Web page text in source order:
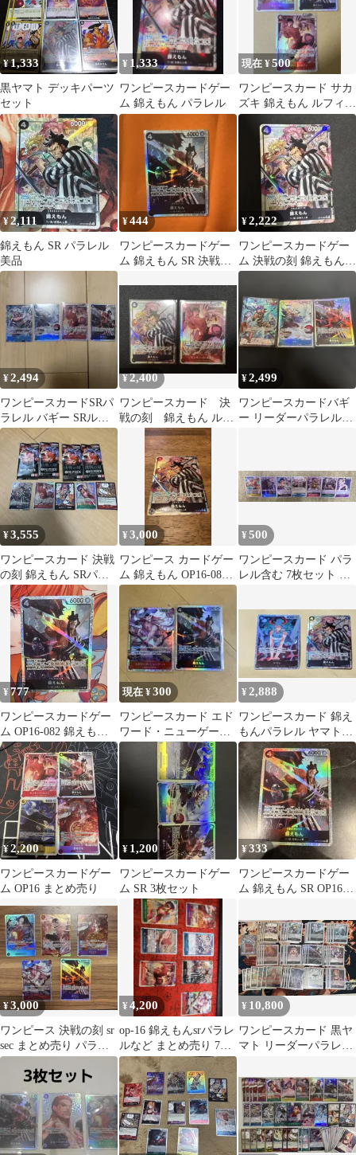
¥1,333
黒ヤマト デッキパーツ
セット
¥ 1,333
ワンピースカードゲー
ム 錦えもん パラレル
現在 ¥500
ワンピースカード サカ
ズキ 錦えもん ルフィ 3
枚セット 決戦の刻
¥2,111
錦えもん SR パラレル
美品
¥444
ワンピースカードゲー
ム 錦えもん SR 決戦の
¥2,222
ワンピースカードゲー
ム 決戦の刻 錦えもん
SR パラレル
¥2,494
ワンピースカードSRパ
ラレル バギー SRルフ
ィ バギー 錦えもん4枚
セット
¥2,400
ワンピースカード 決
戦の刻 錦えもん ルフ
ィSR パラレル 2枚セ
¥2,499
ワンピースカードバギ
ー リーダーパラレル
¥3,555
ワンピースカード 決戦
の刻 錦えもん SRパラ
レル バラパック
¥3,000
ワンピース カードゲー
ム 錦えもん OP16-082
SR パラレル
¥500
ワンピースカード パラ
レル含む 7枚セット カ
¥777
ワンピースカードゲー
ム OP16-082 錦えもん
SR
現在 ¥300
ワンピースカード エド
ワード・ニューゲート
錦えもん 2枚セット
¥ 2,888
ワンピースカード 錦え
もんパラレル ヤマト
SR 2枚セット
¥2,200
ワンピースカードゲー
ム OP16 まとめ売り
¥ 1,200
ワンピースカードゲー
ム SR 3枚セット
¥333
ワンピースカードゲー
ム 錦えもん SR OP16-
¥3,000
ワンピース 決戦の刻 sr
sec まとめ売り パラレ
ル
¥4,200
op-16 錦えもんsrパラレ
ルなど まとめ売り 7枚
セット
¥ 10,800
ワンピースカード 黒ヤ
マト リーダーパラレル
スリーブ付き